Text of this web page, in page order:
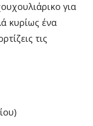
για
κυρίως ένα
τις